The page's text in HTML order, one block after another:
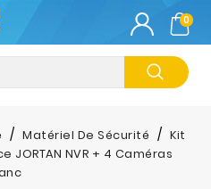
0
Matériel De Sécurité
Kit
JORTAN NVR + 4 Caméras